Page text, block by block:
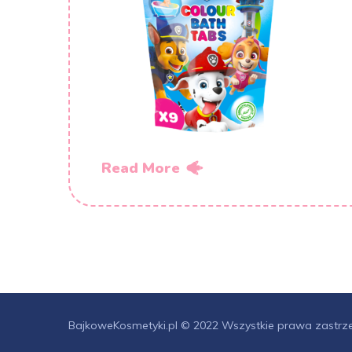
Read More
BajkoweKosmetyki.pl © 2022 Wszystkie prawa